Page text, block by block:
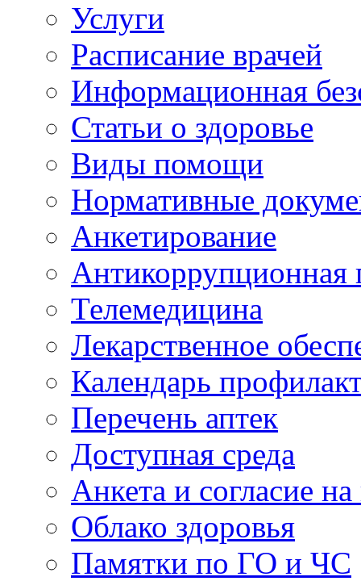
Услуги
Расписание врачей
Информационная
Статьи о здоровье
Виды помощи
Нормативные
Анкетирование
Антикоррупционная
Телемедицина
Лекарственное
Календарь
Перечень аптек
Доступная среда
Анкета и согласие
Облако здоровья
Памятки по ГО и ЧС